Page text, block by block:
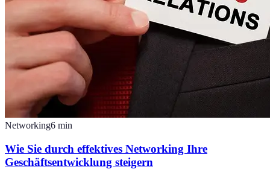
Networking6 min
Wie Sie durch effektives Networking Ihre
Geschäftsentwicklung steigern